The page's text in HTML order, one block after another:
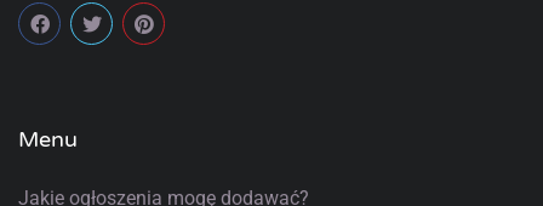
Menu
Jakie ogłoszenia mogę dodawać?